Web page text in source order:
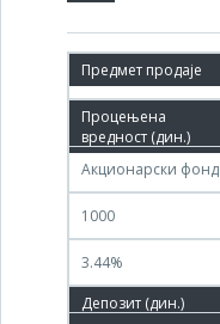
07.03.2012
08.05.2012
Акционарски фонд
1000
3.44%